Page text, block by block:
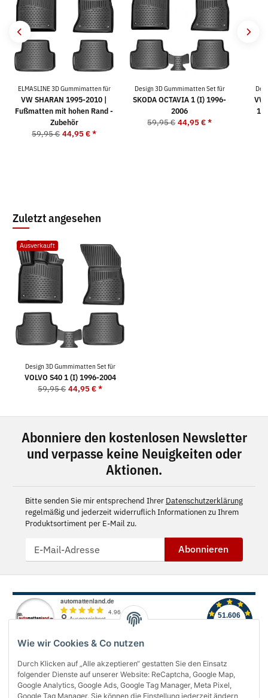
Wie wir Cookies & Co nutzen
Durch Klicken auf „Alle akzeptieren“ gestatten Sie den Einsatz
folgender Dienste auf unserer Website: ReCaptcha, Google Map,
Google Analytics, Google Ads, Google Tag Manager, Meta Pixel,
Google Tag Manager. Sie können die Einstellung jederzeit ändern
ELMASLINE 3D Gummimatten für
VW SHARAN 1995-2010 |
Fußmatten mit hohen Rand -
Zubehör
59,95 € 44,95 €*
Design 3D Gummimatten Set für
SKODA OCTAVIA 1 (I) 1996-
2006
59,95 € 44,95 €*
VW
Zuletzt angesehen
Ausverkauft
Design 3D Gummimatten Set für
VOLVO S40 1 (I) 1996-2004
59,95 € 44,95 €*
Abonniere den kostenlosen Newsletter
und verpasse keine Neuigkeiten oder
Aktionen.
Bitte senden Sie mir entsprechend Ihrer Datenschutzerklärung
regelmäßig und jederzeit widerruflich Informationen zu Ihrem
Produktsortiment per E-Mail zu.
Abonnieren
Über uns